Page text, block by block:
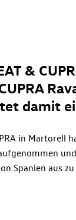
&
damit
in Martorell
Spanien aus
Zu diesem